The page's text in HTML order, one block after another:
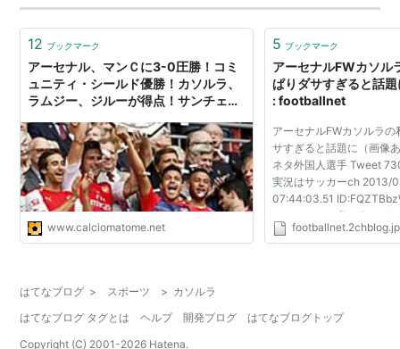
12 ブックマーク
アーセナル、マンＣに3-0圧勝！コミ
ュニティ・シールド優勝！カソルラ、
ラムジー、ジルーが得点！サンチェス
www.calciomatome.net
5 ブックマーク
アーセナルFWカソル
ぱりダサすぎると話
: footballnet
アーセナルFWカソルラ
サすぎると話題に（画像
ネタ外国人選手 Tweet
実況はサッカーch 2013/
07:44:03.51
ャーミングな私服姿 スポ
734: U-名無しさん＠実
footballnet.2chblog.jp
はてなブログ > スポーツ > カソルラ
はてなブログ タグとは
ヘルプ 開発ブログ
はてなブログトップ
Copyright (C) 2001-2026 Hatena.